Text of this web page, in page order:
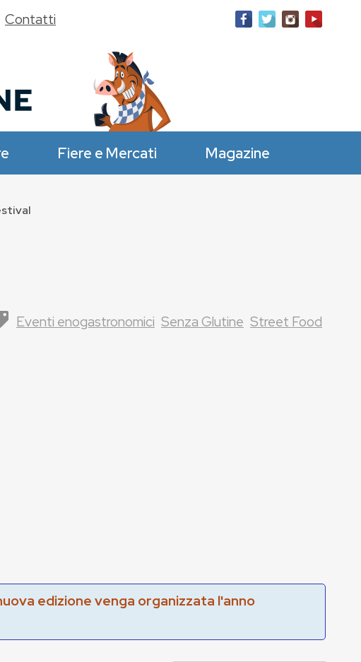
Fiere e Mercati Magazine
Contatti
Eventi enogastronomici Senza Glutine Street Food
edizione venga organizzata l'anno